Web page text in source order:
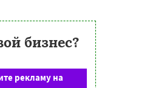
бизнес?
рекламу на